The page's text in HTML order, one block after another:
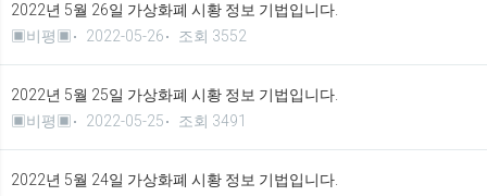
2022년 5월 26일 가상화폐 시황 정보 기법입니다.
▣비평▣
2022-05-26 조회 3552
2022년 5월 25일 가상화폐 시황 정보 기법입니다.
▣비평▣
2022-05-25 조회 3491
2022년 5월 24일 가상화폐 시황 정보 기법입니다.